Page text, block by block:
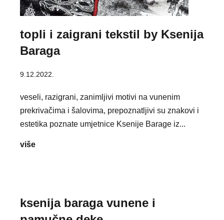
topli i zaigrani tekstil by Ksenija
Baraga
9.12.2022.
veseli, razigrani, zanimljivi motivi na vunenim
prekrivačima i šalovima, prepoznatljivi su znakovi i
estetika poznate umjetnice Ksenije Barage iz...
višetopli
vunene
i
ksenija baraga vunene i